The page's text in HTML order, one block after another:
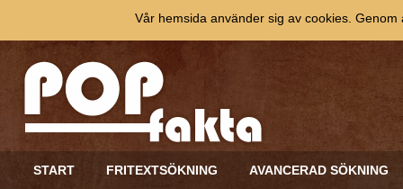
START FRITEXTSÖKNING AVANCERAD SÖKNING
Vår hemsida använder sig av cookies.